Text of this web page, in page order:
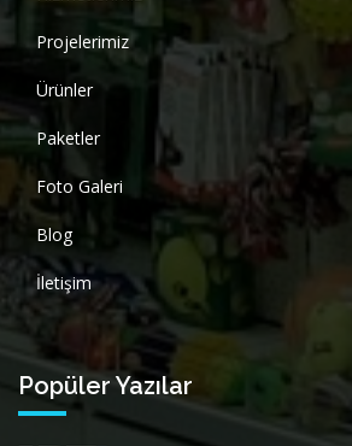
Projelerimiz
Ürünler
Paketler
Foto Galeri
Blog
İletişim
Popüler Yazılar